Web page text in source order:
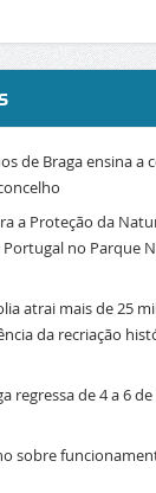
de Braga ensina a
a Proteção da
no Parque
atrai mais de 25
da recriação
regressa de 4 a 6
sobre